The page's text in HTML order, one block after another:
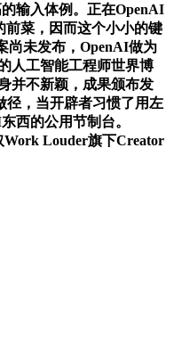
输入体例。正在OpenAI
菜，因而这个小小的键
尚未发布，OpenAI做为
人工智能工程师世界博
并不新颖，成果颁布发
径，当开辟者习惯了用左
西的公用节制台。
Work Louder旗下Creator